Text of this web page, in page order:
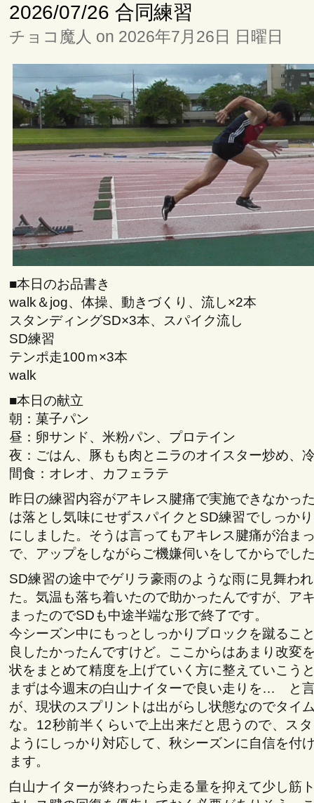
2026/07/26 合同練習
チョコ魔人 on 2026年7月26日 日曜日
■本日のお品書き
walk＆jog、体操、動きづくり、流し×2本
スタンディングSD×3本、スパイク流し
SD練習
テンポ走100ｍ×3本
walk
■本日の献立
朝：菓子パン
昼：卵サンド、米粉パン、プロテイン
夜：ごはん、豚もも肉とニラのオイスター炒め、
間食：オレオ、カフェラテ
昨日の練習内容がアキレス腱痛で実施できなかっ
は落とし気味にせずスパイクとSD練習でしっか
にしました。そうは言ってもアキレス腱痛が治ま
で、アップをしながらご機嫌伺いをしてからでし
SD練習の途中でゲリラ豪雨のような雨に見舞わ
た。気温も落ち着いたので助かったんですが、ア
まったのでSDも中途半端な形で終了です。
今シーズン中にもっとしっかりブロックを蹴るこ
良したかったんですけど。ここからはあまり改変
状をまとめて精度を上げていく方に整えていこう
まずは今週末の白山ナイターで良い走りを… と
が、現状のスプリントは出がらし状態なのでタイ
な。12秒前半くらいで上出来だと思うので、ス
ようにしっかり対応して、秋シーズンに自信を付
ます。
白山ナイターが終わったら走る量を抑えて少し筋